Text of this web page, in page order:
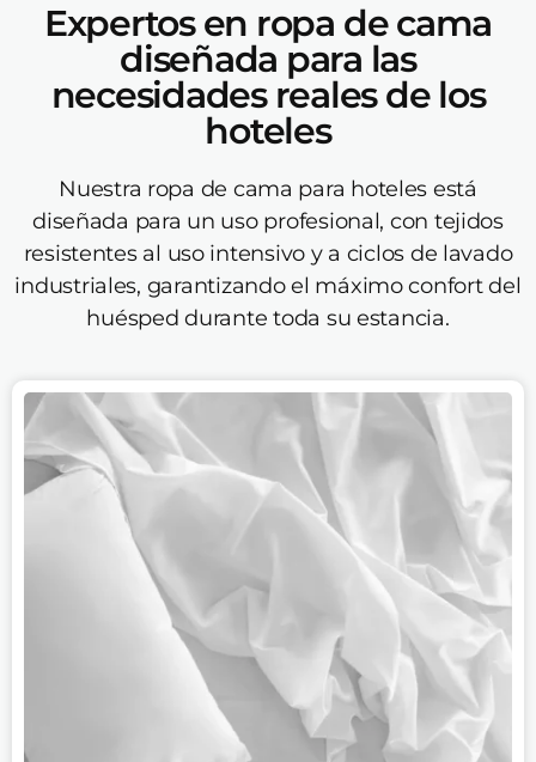
Expertos en ropa de cama
diseñada para las
necesidades reales de los
hoteles
Nuestra ropa de cama para hoteles está
diseñada para un uso profesional, con tejidos
resistentes al uso intensivo y a ciclos de lavado
industriales, garantizando el máximo confort del
huésped durante toda su estancia.